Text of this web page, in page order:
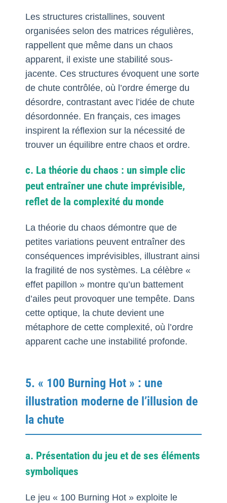
Les structures cristallines, souvent
organisées selon des matrices régulières,
rappellent que même dans un chaos
apparent, il existe une stabilité sous-
jacente. Ces structures évoquent une sorte
de chute contrôlée, où l’ordre émerge du
désordre, contrastant avec l’idée de chute
désordonnée. En français, ces images
inspirent la réflexion sur la nécessité de
trouver un équilibre entre chaos et ordre.
c. La théorie du chaos : un simple clic
peut entraîner une chute imprévisible,
reflet de la complexité du monde
La théorie du chaos démontre que de
petites variations peuvent entraîner des
conséquences imprévisibles, illustrant ainsi
la fragilité de nos systèmes. La célèbre «
effet papillon » montre qu’un battement
d’ailes peut provoquer une tempête. Dans
cette optique, la chute devient une
métaphore de cette complexité, où l’ordre
apparent cache une instabilité profonde.
5. « 100 Burning Hot » : une
illustration moderne de l’illusion de
la chute
a. Présentation du jeu et de ses éléments
symboliques
Le jeu « 100 Burning Hot » exploite le